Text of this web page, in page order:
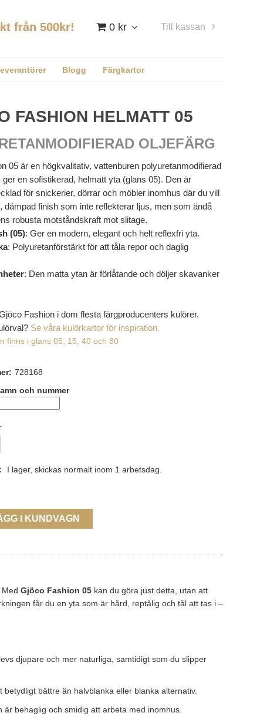
0 kr Till kassan
från 500kr!
Blogg Färgkartor
FASHION HELMATT 05
OLJEFÄRG
05 är en högkvalitativ, vattenburen polyuretanmodifierad
en sofistikerad, helmatt yta (glans 05). Den är
för snickerier, dörrar och möbler inomhus där du vill
dämpad finish som inte reflekterar ljus, men som ändå
robusta motståndskraft mot slitage.
(05): Ger en modern, elegant och helt reflexfri yta.
: Polyuretanförstärkt för att tåla repor och daglig
: Den matta ytan är förlåtande och döljer skavanker
Fashion i dom flesta färgproducenters kulörer.
Se våra kulörkartor för inspiration.
finns i glans 05, 15, 40 och 80
728168
och nummer
I lager, skickas normalt inom 1 arbetsdag.
I KUNDVAGN
Gjöco Fashion 05 kan du göra just detta, utan att
får du en yta som är hård, reptålig och tål att tas i –
djupare och mer naturliga, samtidigt som du slipper
bättre än halvblanka eller blanka alternativ.
behaglig och smidig att arbeta med inomhus.